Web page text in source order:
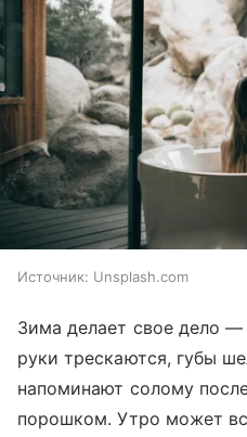
Источник: Unsplash.com
Зима делает свое дело —
руки трескаются, губы
напоминают солому
порошком. Утро может